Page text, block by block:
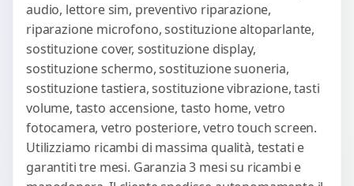
audio, lettore sim, preventivo riparazione,
riparazione microfono, sostituzione altoparlante,
sostituzione cover, sostituzione display,
sostituzione schermo, sostituzione suoneria,
sostituzione tastiera, sostituzione vibrazione, tasti
volume, tasto accensione, tasto home, vetro
fotocamera, vetro posteriore, vetro touch screen.
Utilizziamo ricambi di massima qualità, testati e
garantiti tre mesi. Garanzia 3 mesi su ricambi e